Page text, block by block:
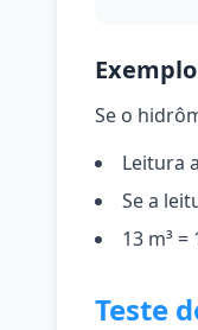
Se o
Leitura
Se a
13 m³
Teste